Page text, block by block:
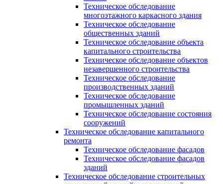
Техническое обследование
многоэтажного каркасного здания
Техническое обследование
общественных зданий
Техническое обследование объекта
капитального строительства
Техническое обследование объектов
незавершенного строительства
Техническое обследование
производственных зданий
Техническое обследование
промышленных зданий
Техническое обследование состояния
сооружений
Техническое обследование капитального
ремонта
Техническое обследование фасадов
Техническое обследование фасадов
зданий
Техническое обследование строительных